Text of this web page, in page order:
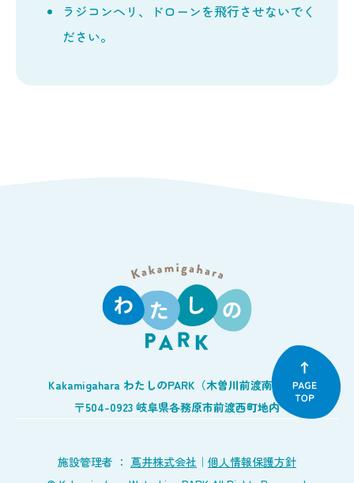
ラジコンヘリ、ドローンを飛行させないでく
ださい。
Kakamigahara わたしのPARK（木曽川前渡南公園）
〒504-0923 岐阜県各務原市前渡西町地内
施設管理者 ： 蔦井株式会社 ｜ 個人情報保護方針